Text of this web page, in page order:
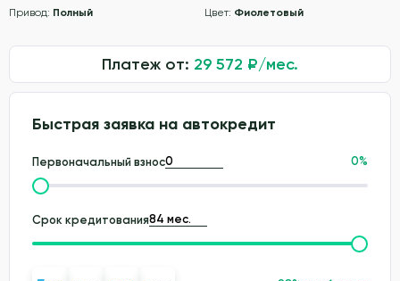
Привод: Полный Цвет: Фиолетовый
Платеж от: 29 572 ₽/мес.
Быстрая заявка на автокредит
Первоначальный взнос 0%
Срок кредитования